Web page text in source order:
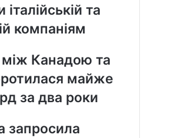
та
компаніям
між Канадою та
майже
за два роки
запросила